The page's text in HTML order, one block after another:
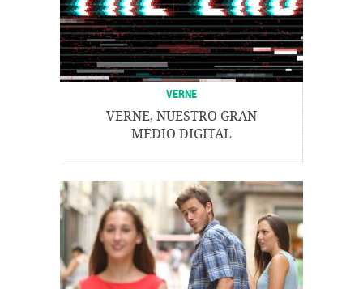
VERNE
VERNE, NUESTRO GRAN
MEDIO DIGITAL